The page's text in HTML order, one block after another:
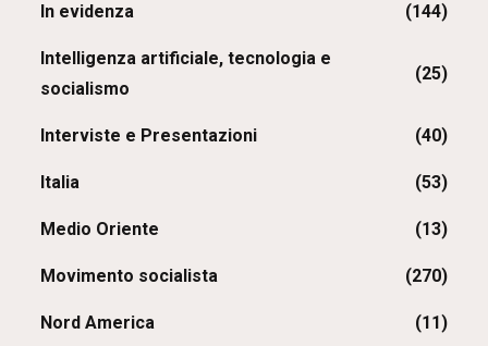
In evidenza (144)
Intelligenza artificiale, tecnologia e
socialismo
(25)
Interviste e Presentazioni (40)
Italia (53)
Medio Oriente (13)
Movimento socialista (270)
Nord America (11)